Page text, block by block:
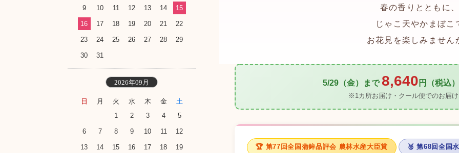
春の香りとともに
じゃこ天やかまぼこ
お花見を楽しみません
5/29（金）まで 8,640 円（税込
※1カ所お届け・クール便でのお届
🏆 第77回全国蒲鉾品評会 農林水産大臣賞 🥈 第68回全国
9 10 11 12 13 14 15
16 17 18 19 20 21 22
23 24 25 26 27 28 29
30 31
2026年09月
日 月 火 水 木 金
土
1
2 3 4 5
6 7 8 9 10 11 12
13 14 15 16 17 18 19